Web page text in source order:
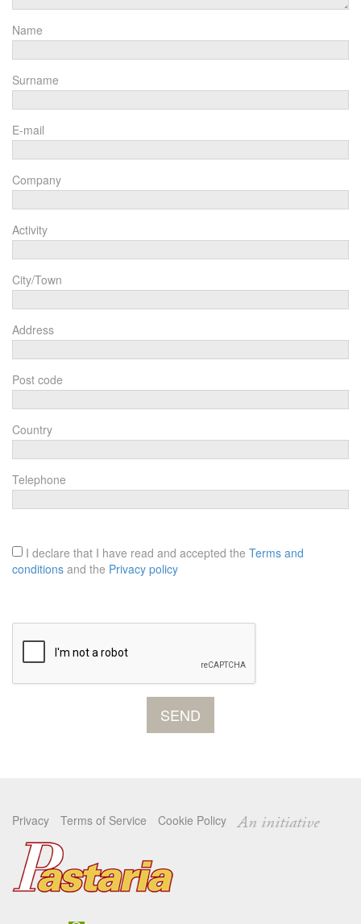
Name
Surname
E-mail
Company
Activity
City/Town
Address
Post code
Country
Telephone
I declare that I have read and accepted the Terms and
conditions and the Privacy policy
Privacy Terms of Service Cookie Policy An initiative